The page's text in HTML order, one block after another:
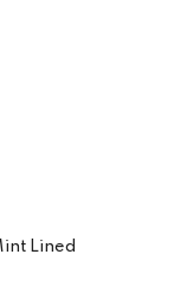
Lined